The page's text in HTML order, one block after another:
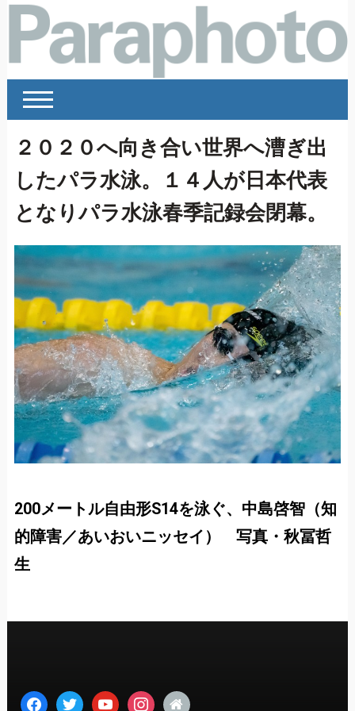
２０２０へ向き合い世界へ漕ぎ出
したパラ水泳。１４人が日本代表
となりパラ水泳春季記録会閉幕。
200メートル自由形S14を泳ぐ、中島啓智（知
的障害／あいおいニッセイ） 写真・秋冨哲
生
facebooktwitter youtubeinstagram
home